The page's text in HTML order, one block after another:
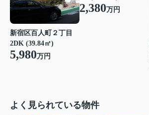
新宿区百人町２丁目
2DK (39.84㎡)
5,980万円
2,380万円
よく見られている物件